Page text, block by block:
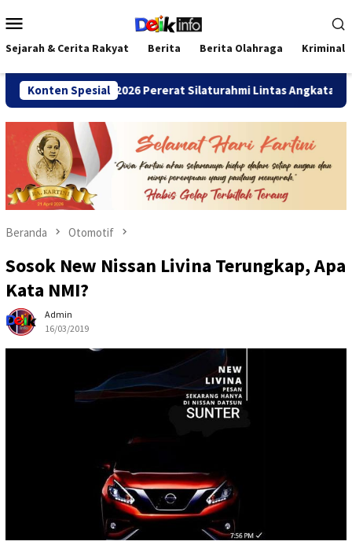
ke
kontenMobile
Sejarah & Cerita Rakyat Berita Berita Olahraga Kriminal
Konten Spesial
Bengkulu 2026 Pererat Silaturahmi Lintas Angkatan
Beranda Otomotif
Sosok New Nissan Livina Terungkap, Apa
Kata NMI?
Admin
16/03/2019